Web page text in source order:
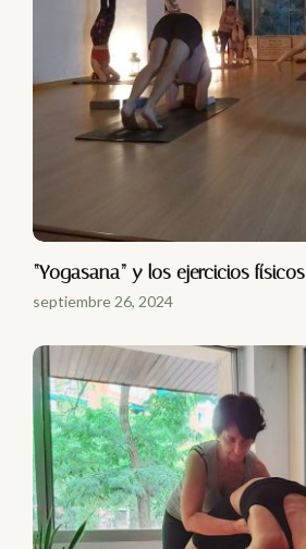
“Yogasana” y los ejercicios físicos
septiembre 26, 2024